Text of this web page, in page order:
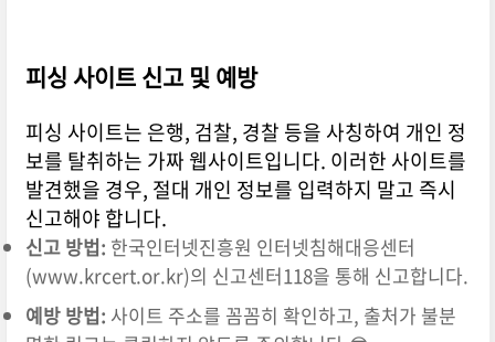
피싱 사이트 신고 및 예방
피싱 사이트는 은행, 검찰, 경찰 등을 사칭하여 개인 정
보를 탈취하는 가짜 웹사이트입니다. 이러한 사이트를
발견했을 경우, 절대 개인 정보를 입력하지 말고 즉시
신고해야 합니다.
신고 방법: 한국인터넷진흥원 인터넷침해대응센터
(www.krcert.or.kr)의 신고센터118을 통해 신고합니다.
예방 방법: 사이트 주소를 꼼꼼히 확인하고, 출처가 불분